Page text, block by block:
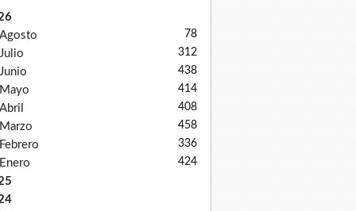
Agosto
78
Julio 312
Junio 438
Mayo 414
Abril 408
Marzo 458
Febrero 336
Enero 424